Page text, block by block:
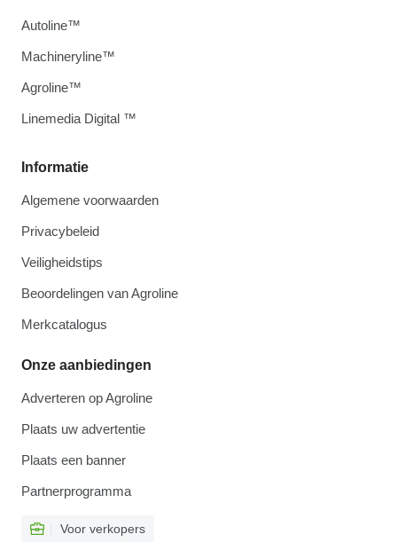
Informatie
Algemene voorwaarden
Privacybeleid
Veiligheidstips
Beoordelingen van Agroline
Merkcatalogus
Onze aanbiedingen
Adverteren op Agroline
Plaats uw advertentie
Plaats een banner
Partnerprogramma
Voor verkopers
Autoline™
Machineryline™
Agroline™
Linemedia Digital ™